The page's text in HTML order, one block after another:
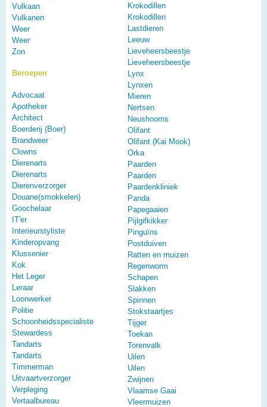
Vulkaan
Vulkanen
Weer
Weer
Zon
Beroepen
Advocaat
Apotheker
Architect
Boerderij (Boer)
Brandweer
Clowns
Dierenarts
Dierenarts
Dierenverzorger
Douane(smokkelen)
Goochelaar
IT'er
Interieurstyliste
Kinderopvang
Klussenier
Kok
Het Leger
Leraar
Loonwerker
Politie
Schoonheidsspecialiste
Stewardess
Tandarts
Tandarts
Timmerman
Uitvaartverzorger
Verpleging
Vertaalbureau
Krokodillen
Krokodillen
Lastdieren
Leeuw
Lieveheersbeestje
Lieveheersbeestje
Lynx
Lynxen
Mieren
Nertsen
Neushoorns
Olifant
Olifant (Kai Mook)
Orka
Paarden
Paarden
Paardenkliniek
Panda
Papegaaien
Pijlgifkikker
Pinguïns
Postduiven
Ratten en muizen
Regenworm
Schapen
Slakken
Spinnen
Stokstaartjes
Tijger
Toekan
Torenvalk
Uilen
Uilen
Zwijnen
Vlaamse Gaai
Vleermuizen